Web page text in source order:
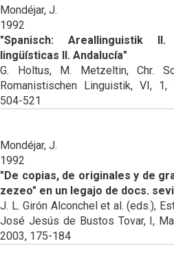
Mondéjar, J.
1992
"Spanisch: Areallinguistik
lingüísticas II. Andalucía"
G. Holtus, M. Metzeltin, Chr.
Romanistischen Linguistik, VI, 1,
504-521
Mondéjar, J.
1992
"De copias, de originales y de
zezeo" en un legajo de docs.
J. L. Girón Alconchel et al. (eds.),
José Jesús de Bustos Tovar, I,
2003, 175-184